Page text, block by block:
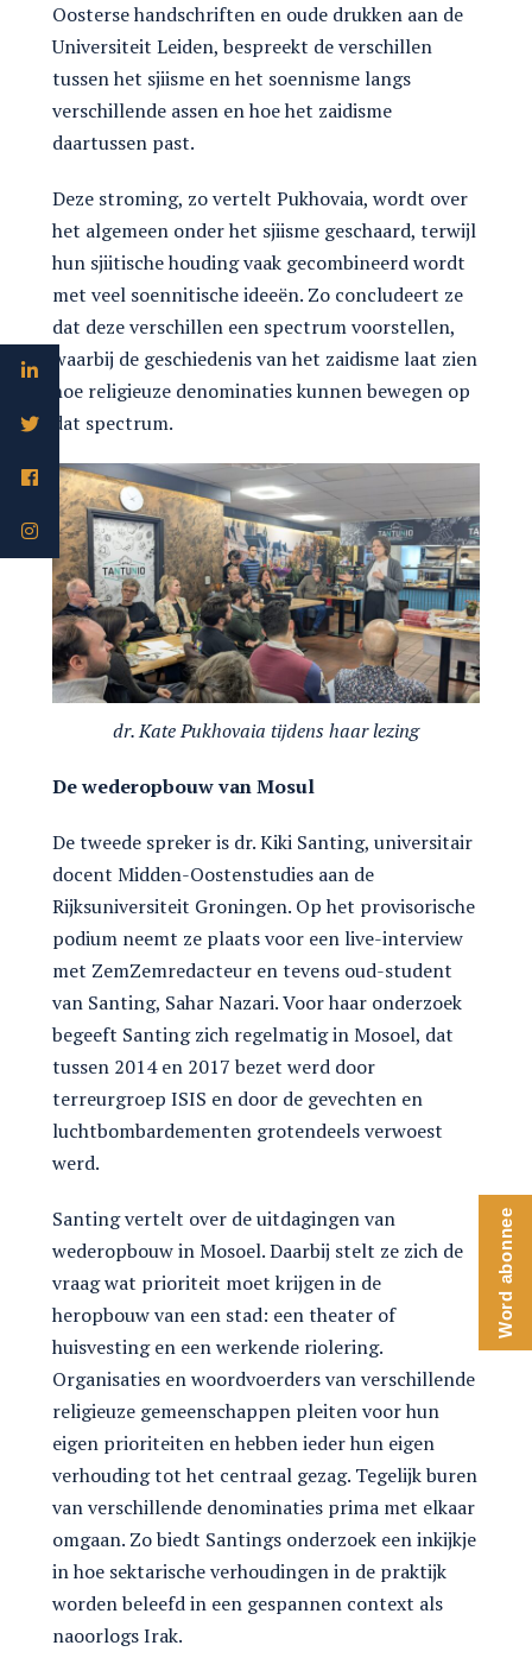
Oosterse handschriften en oude drukken aan de
Universiteit Leiden, bespreekt de verschillen
tussen het sjiisme en het soennisme langs
verschillende assen en hoe het zaidisme
daartussen past.
Deze stroming, zo vertelt Pukhovaia, wordt over
het algemeen onder het sjiisme geschaard, terwijl
hun sjiitische houding vaak gecombineerd wordt
met veel soennitische ideeën. Zo concludeert ze
dat deze verschillen een spectrum voorstellen,
waarbij de geschiedenis van het zaidisme laat zien
hoe religieuze denominaties kunnen bewegen op
dat spectrum.
dr. Kate Pukhovaia tijdens haar lezing
De wederopbouw van Mosul
De tweede spreker is dr. Kiki Santing, universitair
docent Midden-Oostenstudies aan de
Rijksuniversiteit Groningen. Op het provisorische
podium neemt ze plaats voor een live-interview
met ZemZemredacteur en tevens oud-student
van Santing, Sahar Nazari. Voor haar onderzoek
begeeft Santing zich regelmatig in Mosoel, dat
tussen 2014 en 2017 bezet werd door
terreurgroep ISIS en door de gevechten en
luchtbombardementen grotendeels verwoest
werd.
Santing vertelt over de uitdagingen van
wederopbouw in Mosoel. Daarbij stelt ze zich de
vraag wat prioriteit moet krijgen in de
heropbouw van een stad: een theater of
huisvesting en een werkende riolering.
Organisaties en woordvoerders van verschillende
religieuze gemeenschappen pleiten voor hun
eigen prioriteiten en hebben ieder hun eigen
verhouding tot het centraal gezag. Tegelijk buren
van verschillende denominaties prima met elkaar
omgaan. Zo biedt Santings onderzoek een inkijkje
in hoe sektarische verhoudingen in de praktijk
worden beleefd in een gespannen context als
naoorlogs Irak.
Word abonnee